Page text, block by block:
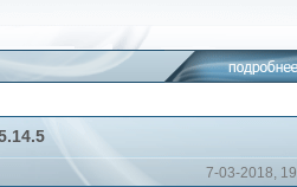
7-03-2018,